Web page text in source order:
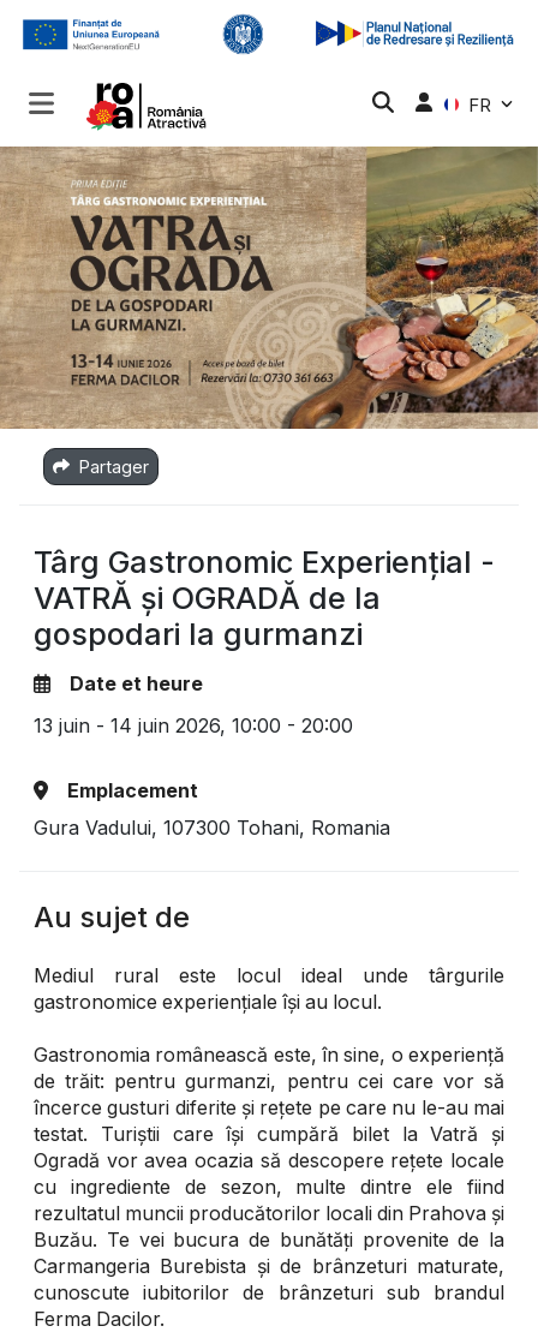
FR
Partager
Târg Gastronomic Experiențial -
VATRĂ și OGRADĂ de la
gospodari la gurmanzi
Date et heure
13 juin - 14 juin 2026, 10:00 - 20:00
Emplacement
Gura Vadului, 107300 Tohani, Romania
Au sujet de
Mediul rural este locul ideal unde târgurile
gastronomice experiențiale își au locul.
Gastronomia românească este, în sine, o experiență
de trăit: pentru gurmanzi, pentru cei care vor să
încerce gusturi diferite și rețete pe care nu le-au mai
testat. Turiștii care își cumpără bilet la Vatră și
Ogradă vor avea ocazia să descopere rețete locale
cu ingrediente de sezon, multe dintre ele fiind
rezultatul muncii producătorilor locali din Prahova și
Buzău. Te vei bucura de bunătăți provenite de la
Carmangeria Burebista și de brânzeturi maturate,
cunoscute iubitorilor de brânzeturi sub brandul
Ferma Dacilor.